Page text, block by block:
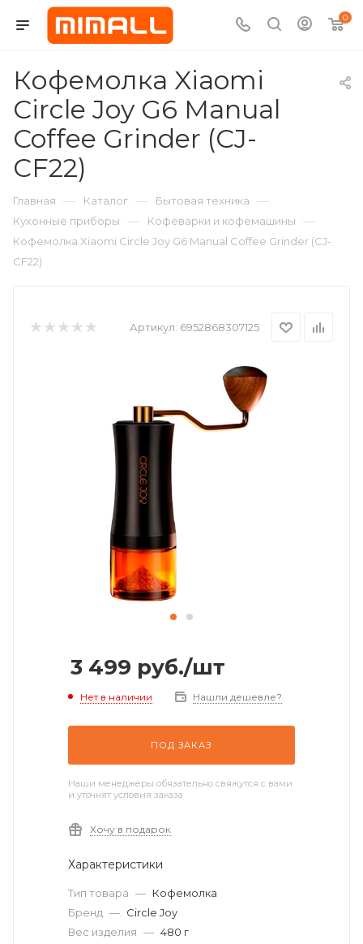
0
Кофемолка Xiaomi
Circle Joy G6 Manual
Coffee Grinder (CJ-
CF22)
Главная — Каталог — Бытовая техника —
Кухонные приборы — Кофеварки и кофемашины —
Кофемолка Xiaomi Circle Joy G6 Manual Coffee Grinder (CJ-
CF22)
Артикул: 6952868307125
3 499 руб./шт
Нет в наличии Нашли дешевле?
ПОД ЗАКАЗ
Наши менеджеры обязательно свяжутся с вами
и уточнят условия заказа
Хочу в подарок
Характеристики
Тип товара — Кофемолка
Бренд — Circle Joy
Вес изделия — 480 г